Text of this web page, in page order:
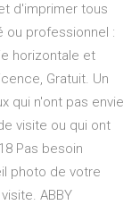
d'imprimer tous
ou professionnel :
horizontale et
Gratuit. Un
qui n'ont pas envie
visite ou qui ont
Pas besoin
photo de votre
ABBY